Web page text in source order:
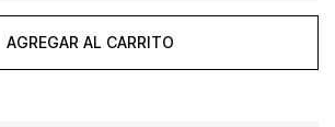
AGREGAR AL CARRITO